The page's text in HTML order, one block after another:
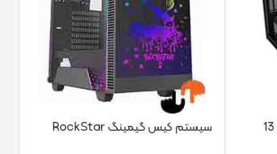
سیستم کیس گیمینگ RockStar